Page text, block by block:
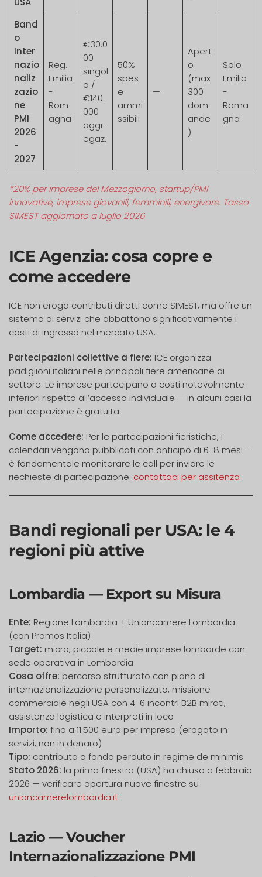
Band
o
Inter
nazio
naliz
zazio
ne
PMI
2026
-
2027
Reg.
Emilia
-
Rom
agna
€30.0
00
singol
a /
€140.
000
aggr
egaz.
50%
spes
e
ammi
ssibili
—
Apert
o
(max
300
dom
ande
)
Solo
Emilia
-
Roma
gna
*20% per imprese del Mezzogiorno, startup/PMI
innovative, imprese giovanili, femminili, energivore. Tasso
SIMEST aggiornato a luglio 2026
ICE Agenzia: cosa copre e
come accedere
ICE non eroga contributi diretti come SIMEST, ma offre un
sistema di servizi che abbattono significativamente i
costi di ingresso nel mercato USA.
Partecipazioni collettive a fiere: ICE organizza
padiglioni italiani nelle principali fiere americane di
settore. Le imprese partecipano a costi notevolmente
inferiori rispetto all’accesso individuale — in alcuni casi la
partecipazione è gratuita.
Come accedere: Per le partecipazioni fieristiche, i
calendari vengono pubblicati con anticipo di 6-8 mesi —
è fondamentale monitorare le call per inviare le
riechieste di partecipazione. contattaci per assitenza
Bandi regionali per USA: le 4
regioni più attive
Lombardia — Export su Misura
Ente: Regione Lombardia + Unioncamere Lombardia
(con Promos Italia)
Target: micro, piccole e medie imprese lombarde con
sede operativa in Lombardia
Cosa offre: percorso strutturato con piano di
internazionalizzazione personalizzato, missione
commerciale negli USA con 4-6 incontri B2B mirati,
assistenza logistica e interpreti in loco
Importo: fino a 11.500 euro per impresa (erogato in
servizi, non in denaro)
Tipo: contributo a fondo perduto in regime de minimis
Stato 2026: la prima finestra (USA) ha chiuso a febbraio
2026 — verificare apertura nuove finestre su
unioncamerelombardia.it
Lazio — Voucher
Internazionalizzazione PMI